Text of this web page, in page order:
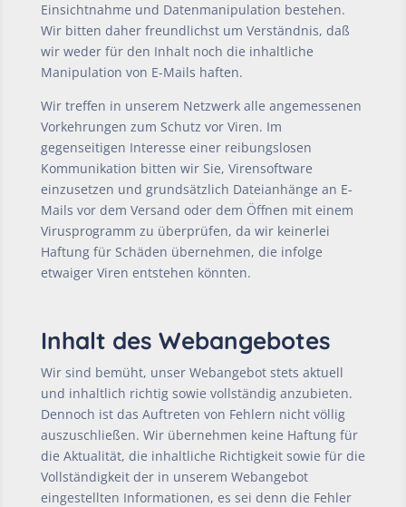
Einsichtnahme und Datenmanipulation bestehen.
Wir bitten daher freundlichst um Verständnis, daß
wir weder für den Inhalt noch die inhaltliche
Manipulation von E-Mails haften.
Wir treffen in unserem Netzwerk alle angemessenen
Vorkehrungen zum Schutz vor Viren. Im
gegenseitigen Interesse einer reibungslosen
Kommunikation bitten wir Sie, Virensoftware
einzusetzen und grundsätzlich Dateianhänge an E-
Mails vor dem Versand oder dem Öffnen mit einem
Virusprogramm zu überprüfen, da wir keinerlei
Haftung für Schäden übernehmen, die infolge
etwaiger Viren entstehen könnten.
Inhalt des Webangebotes
Wir sind bemüht, unser Webangebot stets aktuell
und inhaltlich richtig sowie vollständig anzubieten.
Dennoch ist das Auftreten von Fehlern nicht völlig
auszuschließen. Wir übernehmen keine Haftung für
die Aktualität, die inhaltliche Richtigkeit sowie für die
Vollständigkeit der in unserem Webangebot
eingestellten Informationen, es sei denn die Fehler